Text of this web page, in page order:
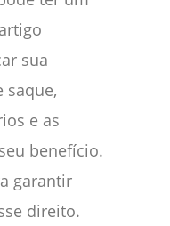
sua
saque,
e as
benefício.
garantir
direito.